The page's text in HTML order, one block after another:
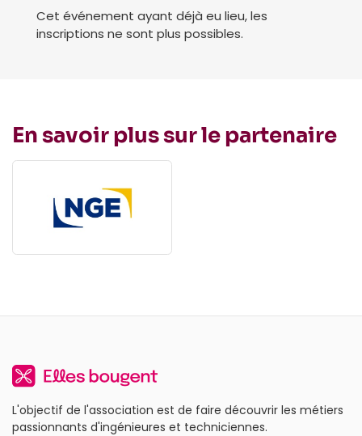
Cet événement ayant déjà eu lieu, les
inscriptions ne sont plus possibles.
En savoir plus sur le partenaire
L'objectif de l'association est de faire découvrir les métiers
passionnants d'ingénieures et techniciennes.